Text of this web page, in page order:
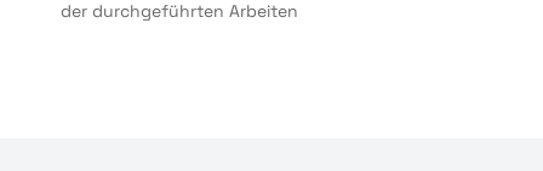
der durchgeführten Arbeiten